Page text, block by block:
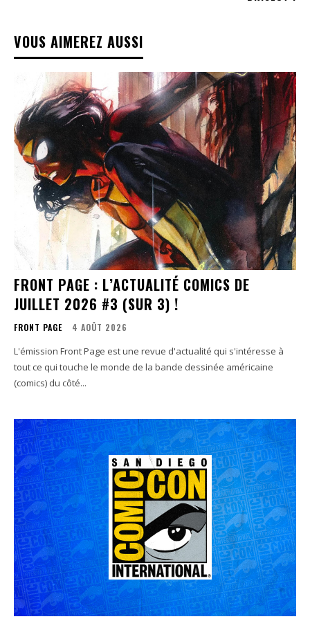
VOUS AIMEREZ AUSSI
FRONT PAGE : L’ACTUALITÉ COMICS DE
JUILLET 2026 #3 (SUR 3) !
FRONT PAGE 4 AOÛT 2026
L'émission Front Page est une revue d'actualité qui s'intéresse à
tout ce qui touche le monde de la bande dessinée américaine
(comics) du côté...